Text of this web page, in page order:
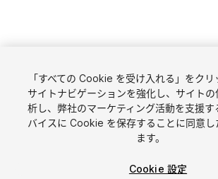
「すべての Cookie を受け入れる」をクリ
サイトナビゲーションを強化し、サイト
析し、弊社のマーケティング活動を支援す
バイスに Cookie を保存することに同意し
ます。
Cookie 設定